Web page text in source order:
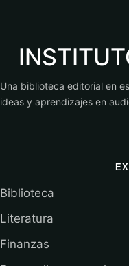
Una biblioteca editorial en
ideas y aprendizajes en
Biblioteca
Literatura
Finanzas